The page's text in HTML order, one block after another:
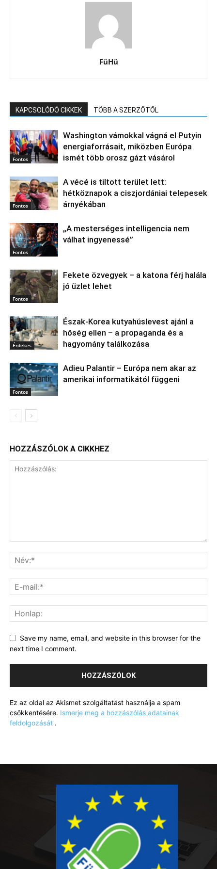
FüHü
KAPCSOLÓDÓ CIKKEK TÖBB A SZERZŐTŐL
Fontos
Washington vámokkal vágná el Putyin
energiaforrásait, miközben Európa
ismét több orosz gázt vásárol
Fontos
A vécé is tiltott terület lett:
hétköznapok a ciszjordániai telepesek
árnyékában
Fontos
„A mesterséges intelligencia nem
válhat ingyenessé”
Fontos
Fekete özvegyek – a katona férj halála
jó üzlet lehet
Érdekes
Észak‑Korea kutyahúslevest ajánl a
hőség ellen – a propaganda és a
hagyomány találkozása
Fontos
Adieu Palantir – Európa nem akar az
amerikai informatikától függeni
HOZZÁSZÓLOK A CIKKHEZ
Save my name, email, and website in this browser for the
next time I comment.
Ez az oldal az Akismet szolgáltatást használja a spam
csökkentésére. Ismerje meg a hozzászólás adatainak
feldolgozását .